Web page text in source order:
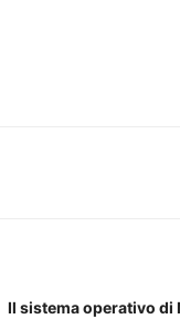
Il sistema operativo di